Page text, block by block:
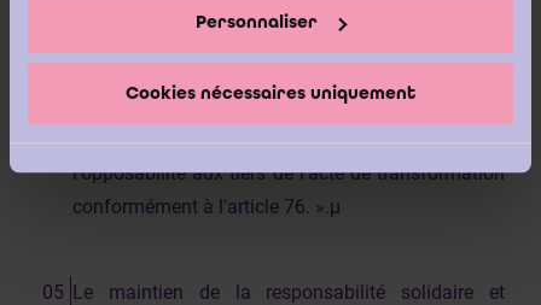
Personnaliser
Cookies nécessaires uniquement
société où la responsabilité de tous ou de certains
envers les tiers dans les limites originaires des
l'opposabilité aux tiers de l'acte de transformation
conformément à l'article 76. ».µ
Le maintien de la responsabilité solidaire et